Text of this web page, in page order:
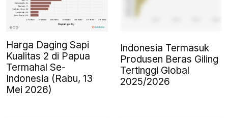
Harga Daging Sapi
Kualitas 2 di Papua
Termahal Se-
Indonesia (Rabu, 13
Mei 2026)
Indonesia Termasuk
Produsen Beras Giling
Tertinggi Global
2025/2026